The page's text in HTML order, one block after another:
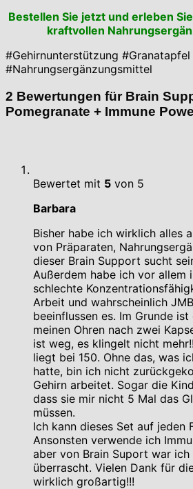
Bestellen Sie jetzt und erleben
kraftvollen
#Gehirnunterstützung
#Nahrungsergänzungsmittel
2 Bewertungen für Brain
Pomegranate + Immune
Bewertet mit 5 von 5
Barbara
Bisher habe ich wirklich alles
von Präparaten,
dieser Brain Support sucht
Außerdem habe ich vor allem
schlechte
Arbeit und wahrscheinlich
beeinflussen es. Im Grunde
meinen Ohren nach zwei
ist weg, es klingelt nicht
liegt bei 150. Ohne das, was
hatte, bin ich nicht
Gehirn arbeitet. Sogar die
dass sie mir nicht 5 Mal das
müssen.
Ich kann dieses Set auf jeden
Ansonsten verwende ich
aber von Brain Suport war
überrascht. Vielen Dank für
wirklich großartig!!!